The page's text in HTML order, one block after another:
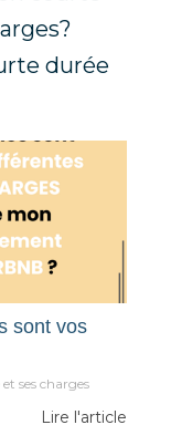
durée
sont vos
ses charges
Lire l'article